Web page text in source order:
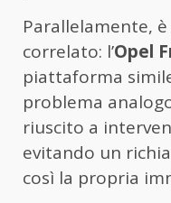
Parallelamente,
correlato: l’Opel
piattaforma
problema
riuscito a
evitando un
così la propria